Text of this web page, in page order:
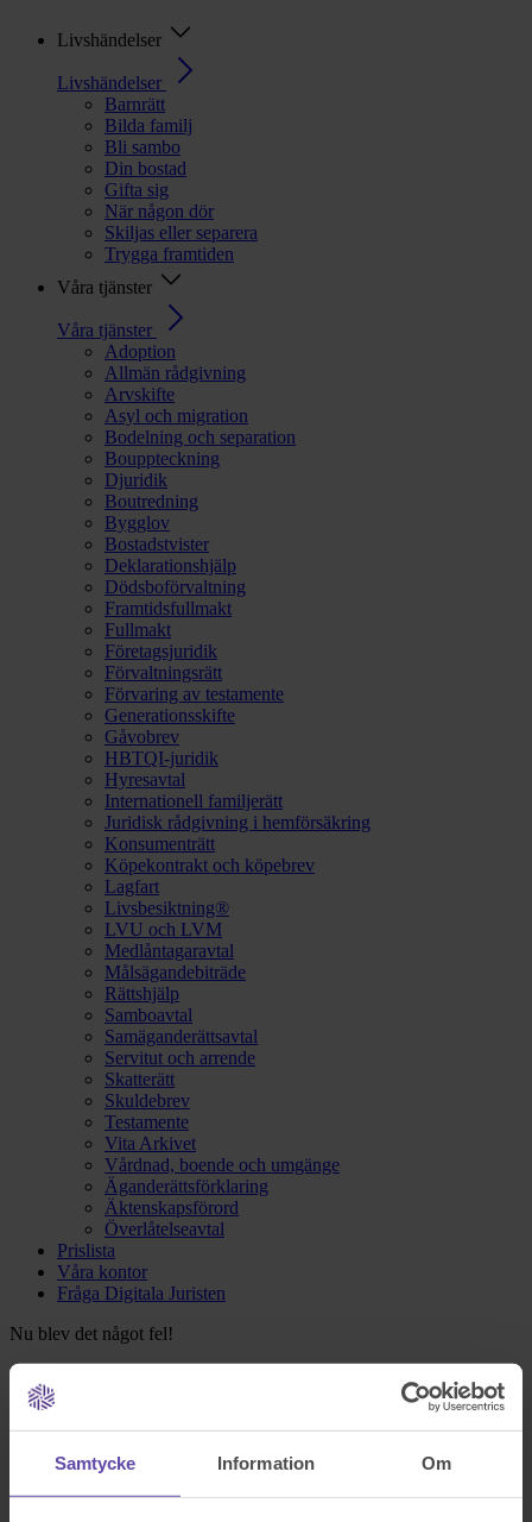
Samtycke Information Om
Livshändelser
Livshändelser
Barnrätt
Bilda familj
Bli sambo
Din bostad
Gifta sig
När någon dör
Skiljas eller separera
Trygga framtiden
Våra tjänster
Våra tjänster
Adoption
Allmän rådgivning
Arvskifte
Asyl och migration
Bodelning och separation
Bouppteckning
Djuridik
Boutredning
Bygglov
Bostadstvister
Deklarationshjälp
Dödsboförvaltning
Framtidsfullmakt
Fullmakt
Företagsjuridik
Förvaltningsrätt
Förvaring av testamente
Generationsskifte
Gåvobrev
HBTQI-juridik
Hyresavtal
Internationell familjerätt
Juridisk rådgivning i hemförsäkring
Konsumenträtt
Köpekontrakt och köpebrev
Lagfart
Livsbesiktning®
LVU och LVM
Medlåntagaravtal
Målsägandebiträde
Rättshjälp
Samboavtal
Samäganderättsavtal
Servitut och arrende
Skatterätt
Skuldebrev
Testamente
Vita Arkivet
Vårdnad, boende och umgänge
Äganderättsförklaring
Äktenskapsförord
Överlåtelseavtal
Prislista
Våra kontor
Fråga Digitala Juristen
Nu blev det något fel!
Testa igen och om det fortfarande inte fungerar kontakta oss på
support@familjensjurist.se.